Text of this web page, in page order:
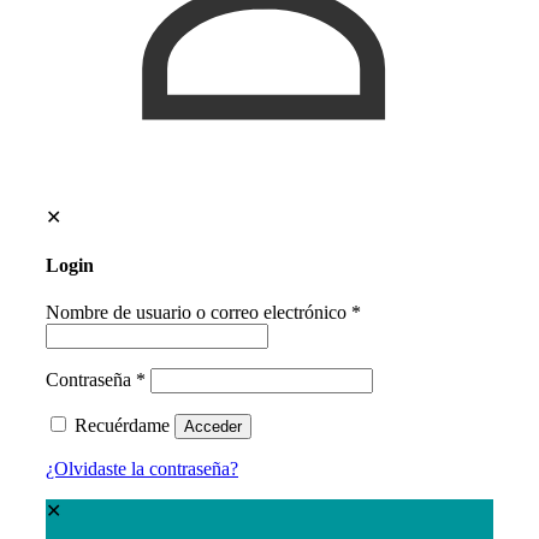
✕
Login
Nombre de usuario o correo electrónico *
Contraseña *
Recuérdame Acceder
¿Olvidaste la contraseña?
✕